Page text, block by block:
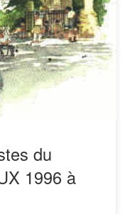
GAUTHIER.
1999
(La Réunion 974)
X . X . (Velleron
du
1996 à